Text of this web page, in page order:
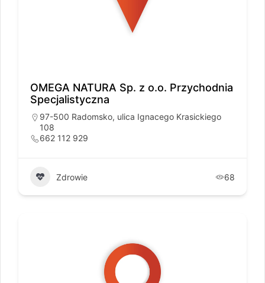
OMEGA NATURA Sp. z o.o. Przychodnia
Specjalistyczna
97-500 Radomsko, ulica Ignacego Krasickiego
108
662 112 929
Zdrowie 68